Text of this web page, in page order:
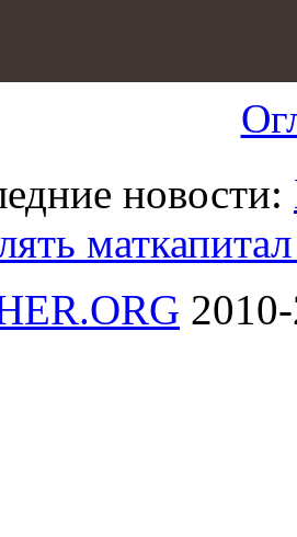
новости: